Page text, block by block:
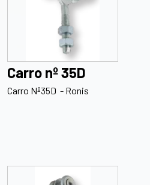
Carro nº 35D
Carro Nº35D - Ronis